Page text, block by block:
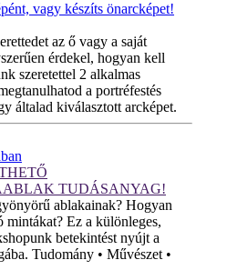
vagy készíts önarcképet!
az ő vagy a saját
érdekel, hogyan kell
szeretettel 2 alkalmas
a portréfestés
általad kiválasztott arcképet.
TUDÁSANYAG!
ablakainak? Hogyan
mintákat? Ez a különleges,
betekintést nyújt a
Tudomány • Művészet •